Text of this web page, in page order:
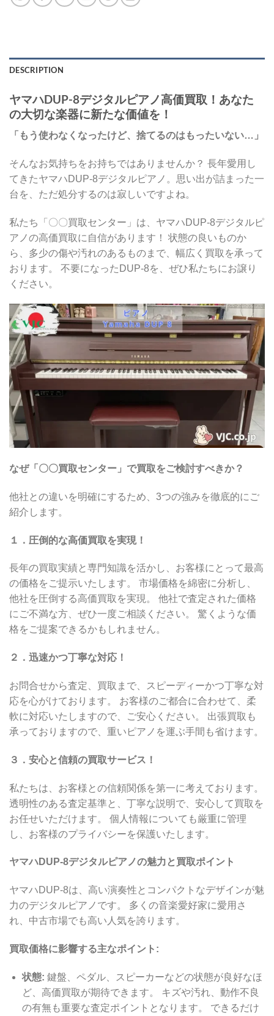
DESCRIPTION
ヤマハDUP-8デジタルピアノ高価買取！あなた
の大切な楽器に新たな価値を！
「もう使わなくなったけど、捨てるのはもったいない…」
そんなお気持ちをお持ちではありませんか？ 長年愛用し
てきたヤマハDUP-8デジタルピアノ。思い出が詰まった一
台を、ただ処分するのは寂しいですよね。
私たち「〇〇買取センター」は、ヤマハDUP-8デジタルピ
アノの高価買取に自信があります！ 状態の良いものか
ら、多少の傷や汚れのあるものまで、幅広く買取を承って
おります。 不要になったDUP-8を、ぜひ私たちにお譲り
ください。
なぜ「〇〇買取センター」で買取をご検討すべきか？
他社との違いを明確にするため、3つの強みを徹底的にご
紹介します。
１．圧倒的な高価買取を実現！
長年の買取実績と専門知識を活かし、お客様にとって最高
の価格をご提示いたします。 市場価格を綿密に分析し、
他社を圧倒する高価買取を実現。 他社で査定された価格
にご不満な方、ぜひ一度ご相談ください。 驚くような価
格をご提案できるかもしれません。
２．迅速かつ丁寧な対応！
お問合せから査定、買取まで、スピーディーかつ丁寧な対
応を心がけております。 お客様のご都合に合わせて、柔
軟に対応いたしますので、ご安心ください。 出張買取も
承っておりますので、重いピアノを運ぶ手間も省けます。
３．安心と信頼の買取サービス！
私たちは、お客様との信頼関係を第一に考えております。
透明性のある査定基準と、丁寧な説明で、安心して買取を
お任せいただけます。 個人情報についても厳重に管理
し、お客様のプライバシーを保護いたします。
ヤマハDUP-8デジタルピアノの魅力と買取ポイント
ヤマハDUP-8は、高い演奏性とコンパクトなデザインが魅
力のデジタルピアノです。 多くの音楽愛好家に愛用さ
れ、中古市場でも高い人気を誇ります。
買取価格に影響する主なポイント:
状態: 鍵盤、ペダル、スピーカーなどの状態が良好なほ
ど、高価買取が期待できます。 キズや汚れ、動作不良
の有無も重要な査定ポイントとなります。 できるだけ